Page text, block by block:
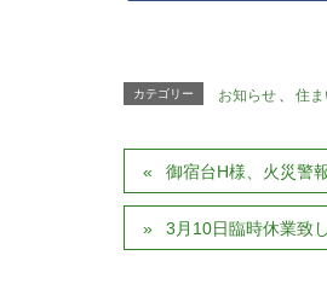
カテゴリー お知らせ 、 住
御宿台H様、火災警
3月10日臨時休業致